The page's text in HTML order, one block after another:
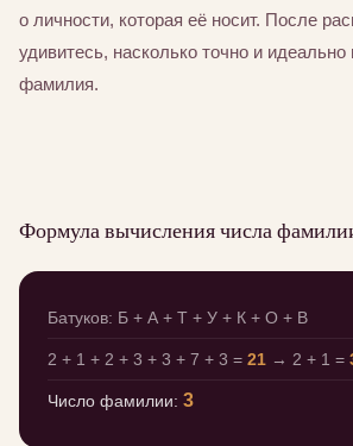
о личности, которая её носит. После
удивитесь, насколько точно и
фамилия.
Формула вычисления числа
Батуков: Б + А + Т + У + К + О + В
2 + 1 + 2 + 3 + 3 + 7 + 3 = 21 → 2 + 1 =
Число фамилии: 3